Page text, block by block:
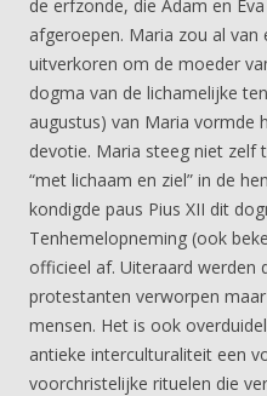
de erfzonde, die Adam en
afgeroepen. Maria zou al
uitverkoren om de moeder
dogma van de lichamelijke
augustus) van Maria vormde
devotie. Maria steeg niet zelf
“met lichaam en ziel” in de
kondigde paus Pius XII dit
Tenhemelopneming (ook
officieel af. Uiteraard werden
protestanten verworpen
mensen. Het is ook
antieke interculturaliteit een
voorchristelijke rituelen die